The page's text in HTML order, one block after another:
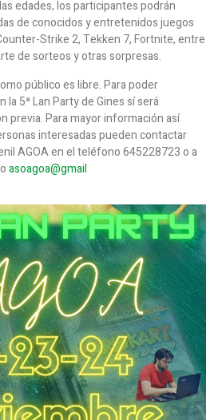
edades, los participantes podrán
de conocidos y entretenidos juegos
Strike 2, Tekken 7, Fortnite, entre
de sorteos y otras sorpresas.
público es libre. Para poder
5ª Lan Party de Gines sí será
previa. Para mayor información así
interesadas pueden contactar
AGOA en el teléfono 645228723 o a
asoagoa@gmail